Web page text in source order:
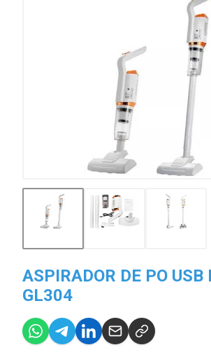
ASPIRADOR DE PO USB
GL304